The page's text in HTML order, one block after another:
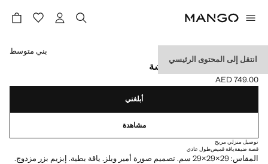
انتقل إلى المحتوى الرئيسي
بدلة بليزر ميلان ويلز منقوشة
السعر الحالي [AED 749.00 ]
AED 749.00
حدد اللون
بني متوسط
أبلغني
مشاهدة
توصيل منزلي مريح
قصة ضيقةياقة قميصطول عادي
المقاس: 29×29×29 سم. تصميم صورة أمير ويلز. ياقة بطية. إبزيم بزر مزدوج.